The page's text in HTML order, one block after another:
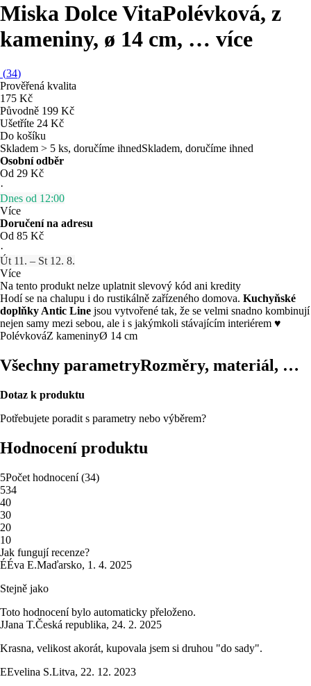
Miska Dolce VitaPolévková, z
kameniny, ø 14 cm, … více
(34)
Prověřená kvalita
175 Kč
Původně 199 Kč
Ušetříte 24 Kč
Do košíku
Skladem > 5 ks, doručíme ihnedSkladem, doručíme ihned
Osobní odběr
Od 29 Kč
·
Dnes od 12:00
Více
Doručení na adresu
Od 85 Kč
·
Út 11. – St 12. 8.
Více
Na tento produkt nelze uplatnit slevový kód ani kredity
Hodí se na chalupu i do rustikálně zařízeného domova. Kuchyňské
doplňky Antic Line jsou vytvořené tak, že se velmi snadno kombinují
nejen samy mezi sebou, ale i s jakýmkoli stávajícím interiérem ♥
PolévkováZ kameninyØ 14 cm
Všechny parametryRozměry, materiál, …
Dotaz k produktu
Potřebujete poradit s parametry nebo výběrem?
Hodnocení produktu
5Počet hodnocení(34)
534
40
30
20
10
Jak fungují recenze?
ÉÉva E.Maďarsko, 1. 4. 2025
Stejně jako
Toto hodnocení bylo automaticky přeloženo.
JJana T.Česká republika, 24. 2. 2025
Krasna, velikost akorát, kupovala jsem si druhou "do sady".
EEvelina S.Litva, 22. 12. 2023